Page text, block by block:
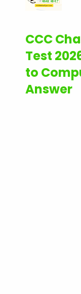
CCC
Test
to
Answer